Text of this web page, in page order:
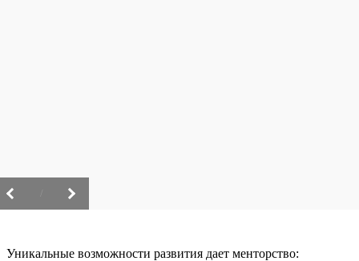
Уникальные возможности развития дает менторство: